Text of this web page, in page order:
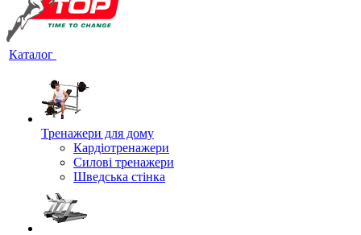
Каталог
Тренажери для дому
Кардіотренажери
Силові тренажери
Шведська стінка